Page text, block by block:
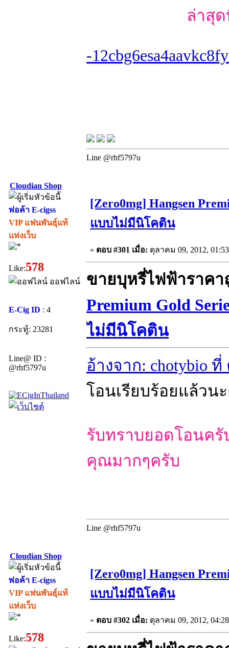
ล่าสุ
-
Line @rhf5797u
Cloudian Shop
พ่อค้า E-cigss
VIP แฟนพันธุ์แท้
แห่งเว็บ
Like:578
ออฟไลน์
E-Cig ID : 4
กระทู้: 23281
Line@ ID :
@rhf5797u
[Zero0mg] Hangsen
แบบไม่มีนิโคติน
« ตอบ #301 เมื่อ: ตุลาคม 09, 2012,
ขายบุหรี่ไฟฟ้าราคา
Premium Gold
ไม่มีนิโคติน
อ้างจาก: chotybio ที่
โอนเรียบร้อยแล้วน
รับทราบยอดโอนค
คุณมากๆครับ
Line @rhf5797u
Cloudian Shop
พ่อค้า E-cigss
VIP แฟนพันธุ์แท้
แห่งเว็บ
Like:578
[Zero0mg] Hangsen
แบบไม่มีนิโคติน
« ตอบ #302 เมื่อ: ตุลาคม 09, 2012,